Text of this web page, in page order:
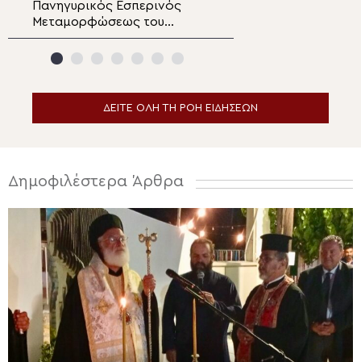
Πανηγυρικός Εσπερινός
Μεταμορφώσεως του
Σωτήρος στο Αρκαλοχώρι
ΔΕΙΤΕ ΟΛΗ ΤΗ ΡΟΗ ΕΙΔΗΣΕΩΝ
Δημοφιλέστερα Άρθρα